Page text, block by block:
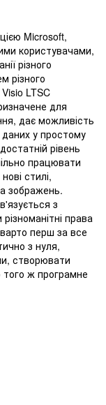
Microsoft,
користувачами,
різного
різного
LTSC
для
дає можливість
у простому
рівень
працювати
стилі,
зображень.
з
права
перш за все
з нуля,
створювати
того ж програмне